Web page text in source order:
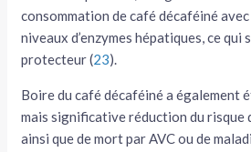
consommation de café décaféiné
niveaux d’enzymes hépatiques, ce
protecteur (23).
Boire du café décaféiné a également
mais significative réduction du risque
ainsi que de mort par AVC ou de